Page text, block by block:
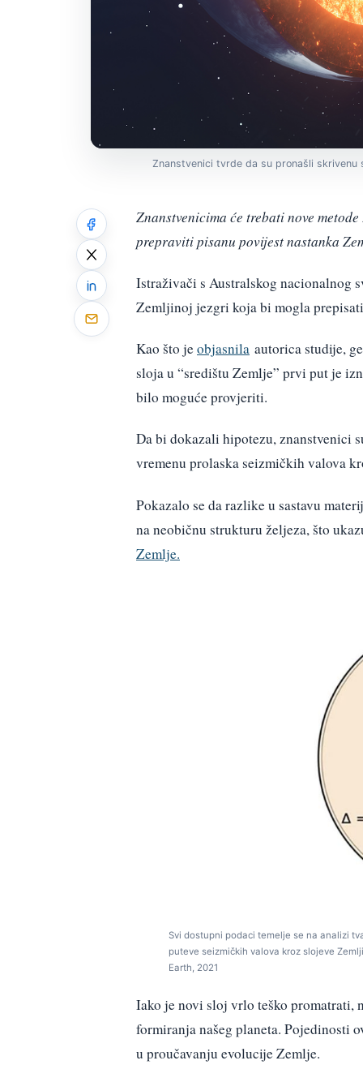
Znanstvenici tvrde da su pronašli
Znanstvenicima će trebati nove
prepraviti pisanu povijest nastanka
Istraživači s Australskog nacionalnog
Zemljinoj jezgri koja bi mogla
Kao što jeobjasnila autorica studije,
sloja u “središtu Zemlje” prvi put je
bilo moguće provjeriti.
Da bi dokazali hipotezu, znanstvenici
vremenu prolaska seizmičkih valova
Pokazalo se da razlike u sastavu
na neobičnu strukturu željeza, što
Zemlje.
Svi dostupni podaci temelje se na analizi
puteve seizmičkih valova kroz slojeve
Earth, 2021
Iako je novi sloj vrlo teško promatrati,
formiranja našeg planeta. Pojedinosti
u proučavanju evolucije Zemlje.